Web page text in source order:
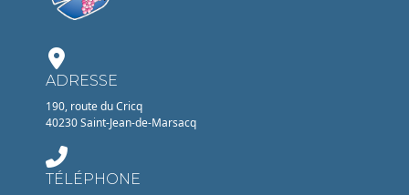
ADRESSE
190, route du Cricq
40230 Saint-Jean-de-Marsacq
TÉLÉPHONE